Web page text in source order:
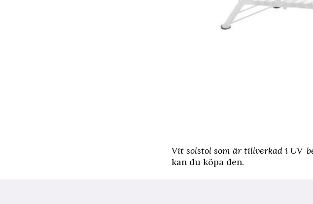
Vit solstol som är tillverkad i UV-
kan du köpa den.